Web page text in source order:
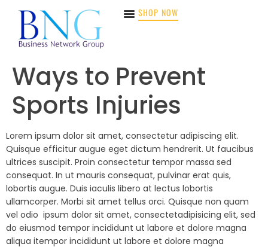
SHOP NOW
Ways to Prevent
Sports Injuries
Lorem ipsum dolor sit amet, consectetur adipiscing elit.
Quisque efficitur augue eget dictum hendrerit. Ut faucibus
ultrices suscipit. Proin consectetur tempor massa sed
consequat. In ut mauris consequat, pulvinar erat quis,
lobortis augue. Duis iaculis libero at lectus lobortis
ullamcorper. Morbi sit amet tellus orci. Quisque non quam
vel odio ipsum dolor sit amet, consectetadipisicing elit, sed
do eiusmod tempor incididunt ut labore et dolore magna
aliqua itempor incididunt ut labore et dolore magna